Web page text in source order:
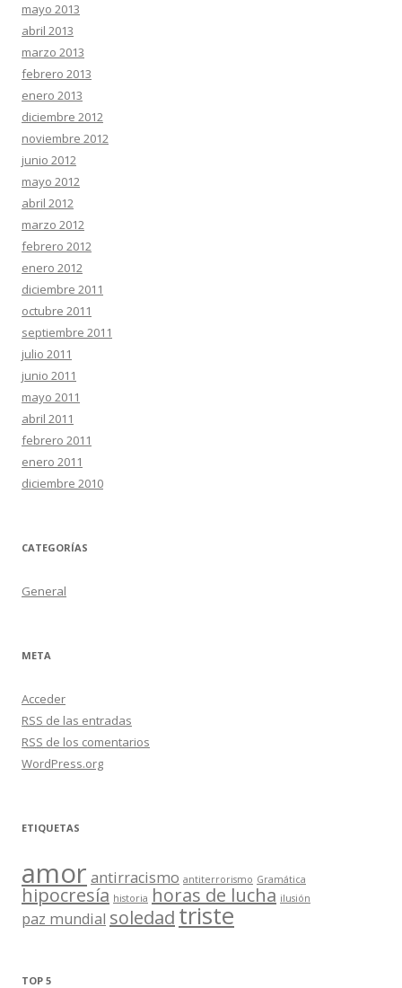
mayo 2013
abril 2013
marzo 2013
febrero 2013
enero 2013
diciembre 2012
noviembre 2012
junio 2012
mayo 2012
abril 2012
marzo 2012
febrero 2012
enero 2012
diciembre 2011
octubre 2011
septiembre 2011
julio 2011
junio 2011
mayo 2011
abril 2011
febrero 2011
enero 2011
diciembre 2010
CATEGORÍAS
General
META
Acceder
RSS de las entradas
RSS de los comentarios
WordPress.org
ETIQUETAS
amor antirracismo antiterrorismo Gramática
hipocresía historia horas de lucha ilusión
paz mundial soledad triste
TOP 5